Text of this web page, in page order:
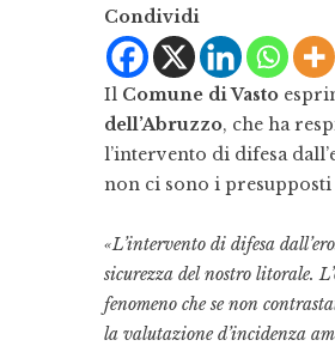
Condividi
Il Comune di Vasto
dell’Abruzzo, che ha
l’intervento di difesa
non ci sono i
«L’intervento di difesa
sicurezza del nostro litorale.
fenomeno che se non
la valutazione d’incidenza